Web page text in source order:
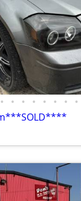
• • • • • • • •